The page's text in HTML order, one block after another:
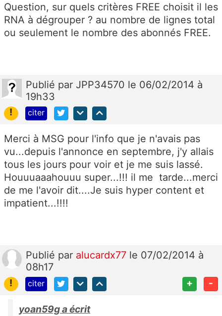
Question, sur quels critères FREE choisit il les
RNA à dégrouper ? au nombre de lignes total
ou seulement le nombre des abonnés FREE.
Publié par JPP34570 le 06/02/2014 à
19h33
!
citer
Merci à MSG pour l'info que je n'avais pas
vu...depuis l'annonce en septembre, j'y allais
tous les jours pour voir et je me suis lassé.
Houuuaaahouuu super...!!! il me tarde...merci
de me l'avoir dit....Je suis hyper content et
impatient...!!!!
Publié par alucardx77 le 07/02/2014 à
08h17
!
citer + -
yoan59g a écrit